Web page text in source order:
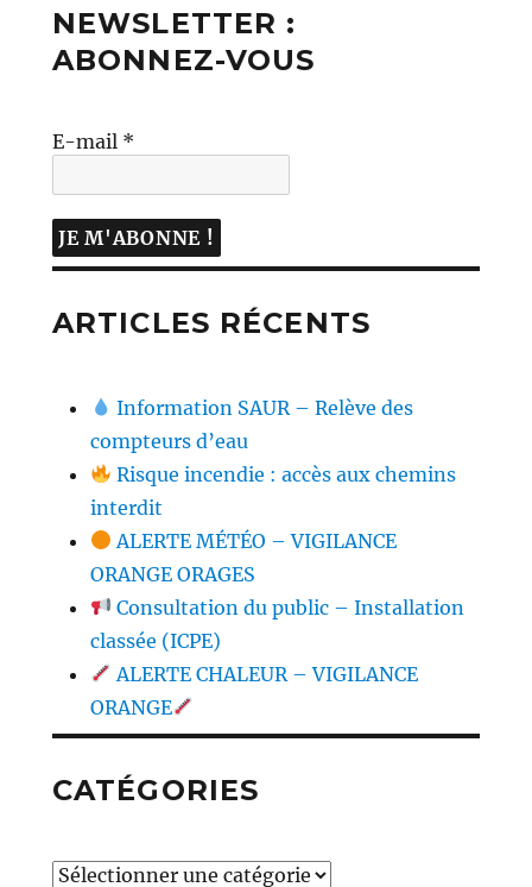
NEWSLETTER :
ABONNEZ-VOUS
E-mail *
ARTICLES RÉCENTS
Information SAUR – Relève des
compteurs d’eau
Risque incendie : accès aux chemins
interdit
ALERTE MÉTÉO – VIGILANCE
ORANGE ORAGES
Consultation du public – Installation
classée (ICPE)
ALERTE CHALEUR – VIGILANCE
ORANGE
CATÉGORIES
Catégories